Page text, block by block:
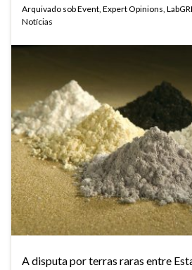
Arquivado sobEvent Expert Opinions
Notícias
A disputa por terras raras entre